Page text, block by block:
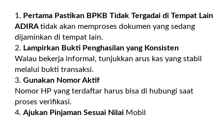
Pertama Pastikan BPKB Tidak Tergadai di Tempat Lain
ADIRAtidak akan memproses dokumen yang sedang
dijaminkan di tempat lain.
Lampirkan Bukti Penghasilan yang Konsisten
Walau bekerja informal, tunjukkan arus kas yang stabil
melalui bukti transaksi.
Gunakan Nomor Aktif
Nomor HP yang terdaftar harus bisa di hubungi saat
proses verifikasi.
Ajukan Pinjaman Sesuai Nilai Mobil